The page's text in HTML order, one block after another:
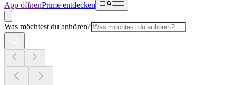
App öffnenPrime entdecken
Was möchtest du anhören?